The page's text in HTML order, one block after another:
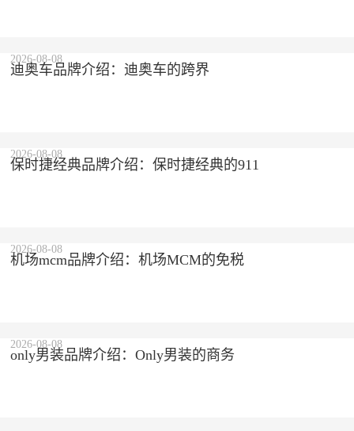
迪奥车品牌介绍：迪奥车的跨界
2026-08-08
保时捷经典品牌介绍：保时捷经典的911
2026-08-08
机场mcm品牌介绍：机场MCM的免税
2026-08-08
only男装品牌介绍：Only男装的商务
2026-08-08